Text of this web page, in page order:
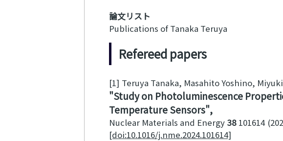
論文リスト
Publications of Tanaka Teruya
Refereed papers
[1] Teruya Tanaka, Masahito Yoshino,
Study on Photoluminescence
Temperature Sensors
Nuclear Materials and Energy 38 101614
[doi:10.1016/j.nme.2024.101614]